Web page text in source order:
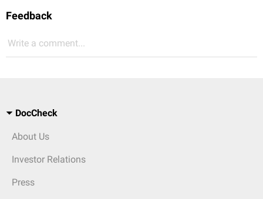
Feedback
Write a comment...
DocCheck
About Us
Investor Relations
Press